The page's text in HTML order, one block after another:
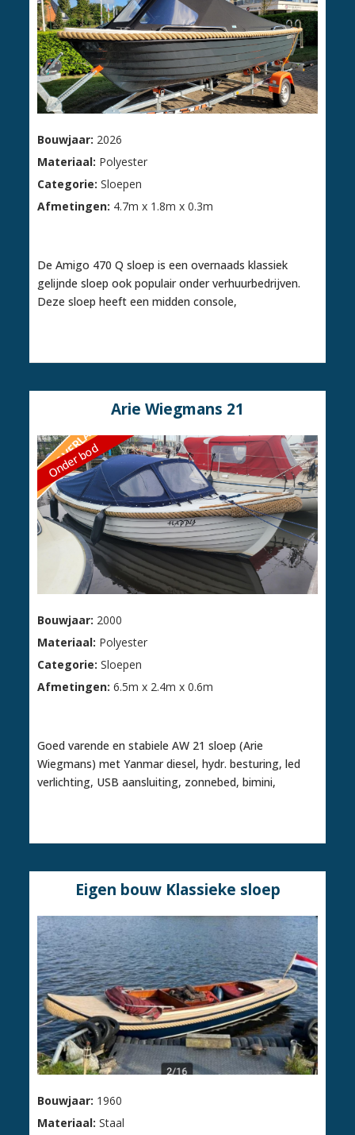
Bouwjaar: 2026
Materiaal: Polyester
Categorie:Sloepen
Afmetingen: 4.7m x 1.8m x 0.3m
De Amigo 470 Q sloep is een overnaads klassiek
gelijnde sloep ook populair onder verhuurbedrijven.
Deze sloep heeft een midden console,
Arie Wiegmans 21
Onder bod
Bouwjaar: 2000
Materiaal: Polyester
Categorie:Sloepen
Afmetingen:6.5m x 2.4m x 0.6m
Goed varende en stabiele AW 21 sloep (Arie
Wiegmans) met Yanmar diesel, hydr. besturing, led
verlichting, USB aansluiting, zonnebed, bimini,
Eigen bouw Klassieke sloep
Bouwjaar: 1960
Materiaal:Staal